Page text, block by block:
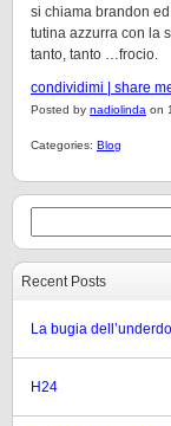
si chiama brandon
tutina azzurra con la
tanto, tanto …frocio.
condividimi | share
Posted by nadiolinda on
Categories: Blog
Recent Posts
La bugia
H24